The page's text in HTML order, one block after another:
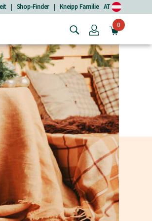
| Shop-Finder | Kneipp Familie AT
Login0